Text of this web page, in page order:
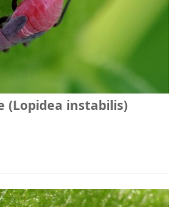
(Lopidea instabilis)